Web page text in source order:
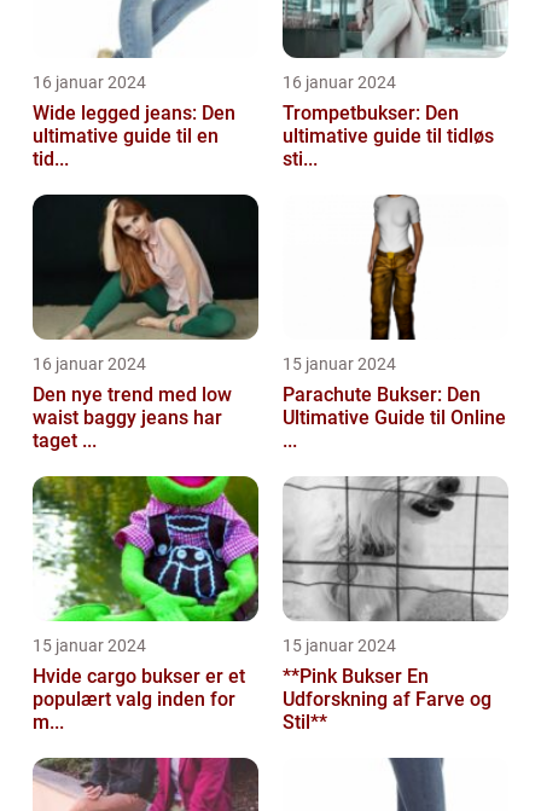
16 januar 2024
Wide legged jeans: Den
ultimative guide til en
tid...
16 januar 2024
Trompetbukser: Den
ultimative guide til tidløs
sti...
16 januar 2024
Den nye trend med low
waist baggy jeans har
taget ...
15 januar 2024
Parachute Bukser: Den
Ultimative Guide til Online
...
15 januar 2024
Hvide cargo bukser er et
populært valg inden for
m...
15 januar 2024
**Pink Bukser En
Udforskning af Farve og
Stil**